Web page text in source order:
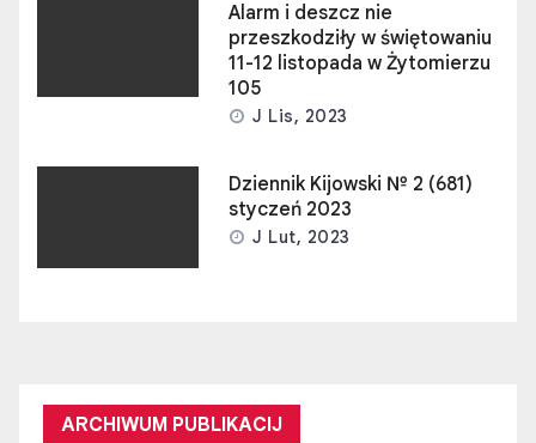
Alarm i deszcz nie
przeszkodziły w świętowaniu
11-12 listopada w Żytomierzu
105
J Lis, 2023
Dziennik Kijowski № 2 (681)
styczeń 2023
J Lut, 2023
ARCHIWUM PUBLIKACIJ